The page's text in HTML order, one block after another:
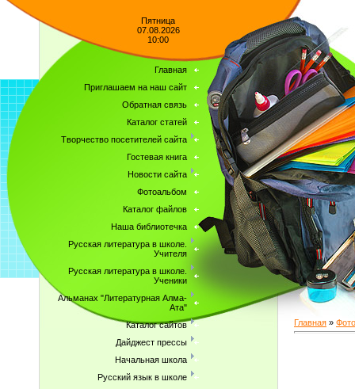
Пятница
07.08.2026
10:00
Главная
Приглашаем на наш сайт
Обратная связь
Каталог статей
Творчество посетителей сайта
Гостевая книга
Новости сайта
Фотоальбом
Каталог файлов
Наша библиотечка
Русская литература в школе.
Учителя
Русская литература в школе.
Ученики
Альманах "Литературная Алма-
Ата"
Каталог сайтов
Дайджест прессы
Начальная школа
Русский язык в школе
Главная »